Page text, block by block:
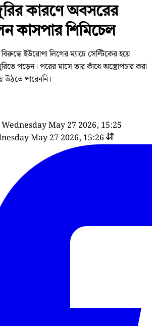
কারণে অবসরের
কাসপার শিমিচেল
বিরুদ্ধে ইউরোপা লিগের ম্যাচে সেল্টিকের হয়ে
পড়েন। পরের মাসে তার কাঁধে অস্ত্রোপচার করা
পারেননি।
May 27 2026, 15:25
May 27 2026, 15:26